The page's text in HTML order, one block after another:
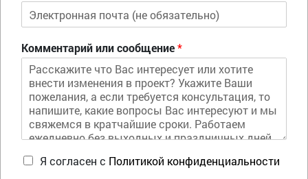
Комментарий или сообщение*
Я согласен с Политикой конфиденциальности